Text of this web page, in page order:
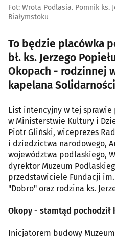
Fot: Wrota Podlasia. Pomnik ks.
Białymstoku
To będzie placówka
bł. ks. Jerzego
Okopach - rodzinnej
kapelana
List intencyjny w tej
w Ministerstwie Kultury i
Piotr Gliński, wiceprezes
i dziedzictwa narodowego,
województwa podlaskiego,
dyrektor Muzeum
przedstawiciele Fundacji im.
"Dobro" oraz rodzina ks.
Okopy - stamtąd pochodził
Inicjatorem budowy